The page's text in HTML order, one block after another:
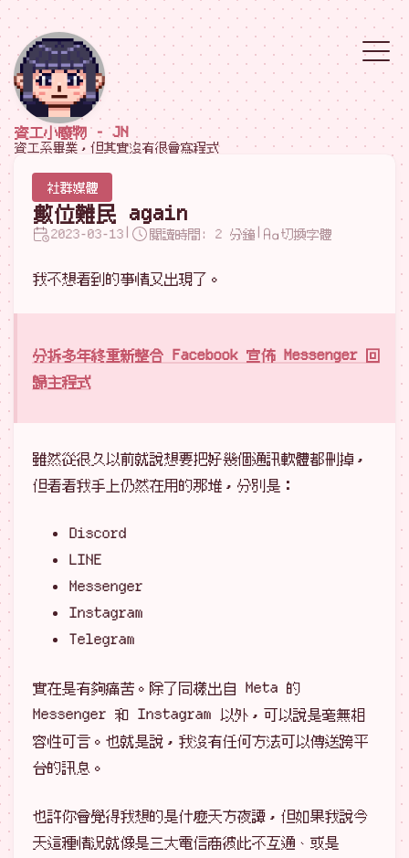
資工小廢物 - JN
資工系畢業，但其實沒有很會寫程式
社群媒體
數位難民 again
2023-03-13 | 閱讀時間: 2 分鐘 | 切換字體
我不想看到的事情又出現了。
分拆多年終重新整合 Facebook 宣佈 Messenger 回
歸主程式
雖然從很久以前就說想要把好幾個通訊軟體都刪掉，
但看看我手上仍然在用的那堆，分別是：
Discord
LINE
Messenger
Instagram
Telegram
實在是有夠痛苦。除了同樣出自 Meta 的
Messenger 和 Instagram 以外，可以說是毫無相
容性可言。也就是說，我沒有任何方法可以傳送跨平
台的訊息。
也許你會覺得我想的是什麼天方夜譚，但如果我說今
天這種情況就像是三大電信商彼此不互通、或是